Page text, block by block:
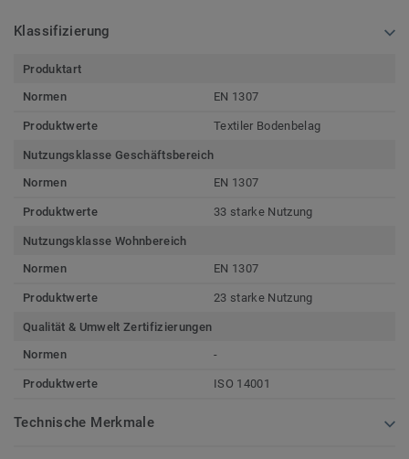
Klassifizierung
Produktart
Normen
EN 1307
Produktwerte Textiler Bodenbelag
Nutzungsklasse Geschäftsbereich
Normen
EN 1307
Produktwerte 33 starke Nutzung
Nutzungsklasse Wohnbereich
Normen
EN 1307
Produktwerte 23 starke Nutzung
Qualität & Umwelt Zertifizierungen
Normen
-
Produktwerte ISO 14001
Technische Merkmale